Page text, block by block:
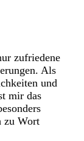
zufriedene
Als
und
mir das
zu Wort